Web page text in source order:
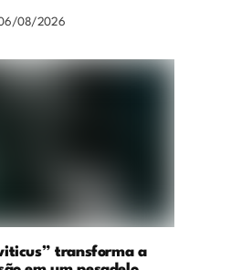
08/2026
transforma a